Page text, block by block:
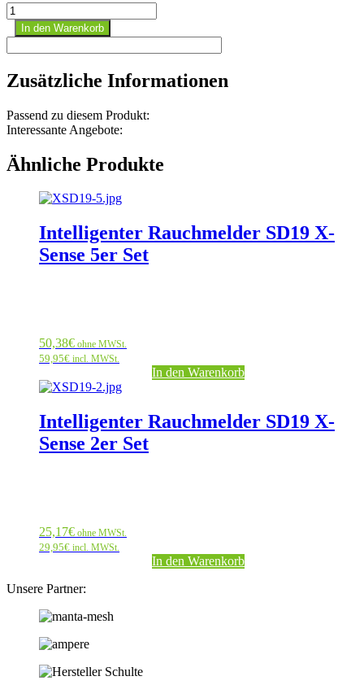
Kohlenmonoxid
Warnmelder
Fire
Angel
In den Warenkorb
Zusätzliche Informationen
Passend zu diesem Produkt:
Interessante Angebote:
Ähnliche Produkte
Intelligenter Rauchmelder SD19 X-
Sense 5er Set
50,38€ ohne MWSt.
59,95€ incl. MWSt.
In den Warenkorb
Intelligenter Rauchmelder SD19 X-
Sense 2er Set
25,17€ ohne MWSt.
29,95€ incl. MWSt.
In den Warenkorb
Unsere Partner: